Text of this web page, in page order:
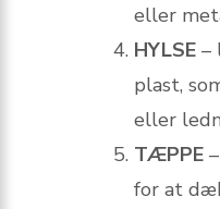
eller
HYLSE –
plast,
eller
TÆPPE
for at